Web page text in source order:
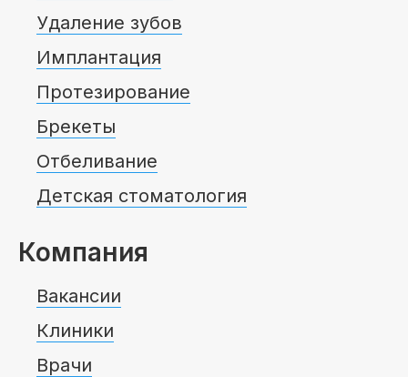
Удаление зубов
Имплантация
Протезирование
Брекеты
Отбеливание
Детская стоматология
Компания
Вакансии
Клиники
Врачи